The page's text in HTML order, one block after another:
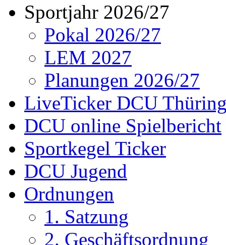
Sportjahr 2026/27
Pokal 2026/27
LEM 2027
Planungen 2026/27
LiveTicker DCU
DCU online Spielbericht
Sportkegel Ticker
DCU Jugend
Ordnungen
1. Satzung
2. Geschäftsordnung